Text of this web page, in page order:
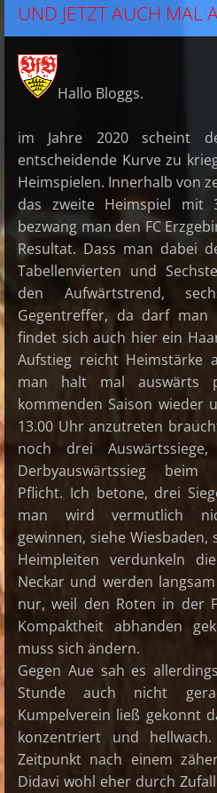
UND JETZT AUCH MAL
Hallo Bloggs.
im Jahre 2020 scheint
entscheidende Kurve zu
Heimspielen. Innerhalb von
das zweite Heimspiel mit
bezwang man den FC
Resultat. Dass man dabei
Tabellenvierten und
den Aufwärtstrend,
Gegentreffer, da darf man
findet sich auch hier ein
Aufstieg reicht Heimstärke
man halt mal auswärts
kommenden Saison wieder
13.00 Uhr anzutreten
noch drei
Derbyauswärtssieg beim
Pflicht. Ich betone, drei
man wird vermutlich
gewinnen, siehe Wiesbaden,
Heimpleiten verdunkeln
Neckar und werden
nur, weil den Roten in der
Kompaktheit abhanden
muss sich ändern.
Gegen Aue sah es
Stunde auch nicht
Kumpelverein ließ gekonnt
konzentriert und
Zeitpunkt nach einem
Didavi wohl eher durch